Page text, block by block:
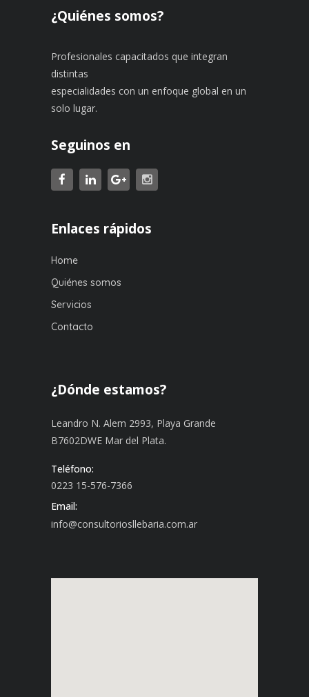
¿Quiénes somos?
Profesionales capacitados que integran
distintas
especialidades con un enfoque global en un
solo lugar.
Seguinos en
Enlaces rápidos
Home
Quiénes somos
Servicios
Contacto
¿Dónde estamos?
Leandro N. Alem 2993, Playa Grande
B7602DWE Mar del Plata.
Teléfono:
0223 15-576-7366
Email:
info@consultoriosllebaria.com.ar